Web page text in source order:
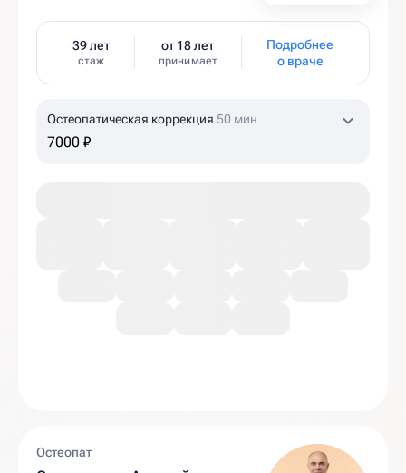
39 лет
стаж
от 18 лет
принимает
Подробнее
о враче
Остеопатическая коррекция 50 мин
7000 ₽
Остеопат